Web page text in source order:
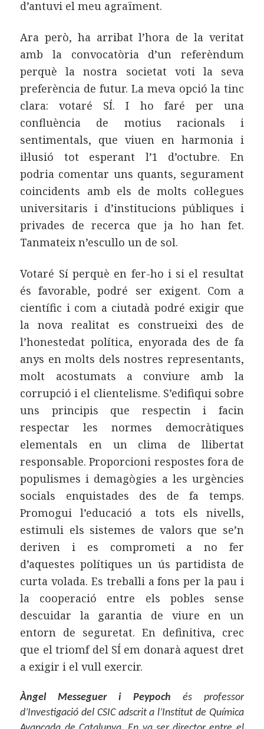
d’antuvi el meu agraïment.
Ara però, ha arribat l’hora de la veritat
amb la convocatòria d’un referèndum
perquè la nostra societat voti la seva
preferència de futur. La meva opció la tinc
clara: votaré SÍ. I ho faré per una
confluència de motius racionals i
sentimentals, que viuen en harmonia i
il·lusió tot esperant l’1 d’octubre. En
podria comentar uns quants, segurament
coincidents amb els de molts col·legues
universitaris i d’institucions públiques i
privades de recerca que ja ho han fet.
Tanmateix n’escullo un de sol.
Votaré Sí perquè en fer-ho i si el resultat
és favorable, podré ser exigent. Com a
científic i com a ciutadà podré exigir que
la nova realitat es construeixi des de
l’honestedat política, enyorada des de fa
anys en molts dels nostres representants,
molt acostumats a conviure amb la
corrupció i el clientelisme. S’edifiqui sobre
uns principis que respectin i facin
respectar les normes democràtiques
elementals en un clima de llibertat
responsable. Proporcioni respostes fora de
populismes i demagògies a les urgències
socials enquistades des de fa temps.
Promogui l’educació a tots els nivells,
estimuli els sistemes de valors que se’n
deriven i es comprometi a no fer
d’aquestes polítiques un ús partidista de
curta volada. Es treballi a fons per la pau i
la cooperació entre els pobles sense
descuidar la garantia de viure en un
entorn de seguretat. En definitiva, crec
que el triomf del SÍ em donarà aquest dret
a exigir i el vull exercir.
Àngel Messeguer i Peypoch és professor
d’Investigació del CSIC adscrit a l’Institut de Química